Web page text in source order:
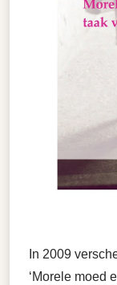
In 2009
‘Morele moed